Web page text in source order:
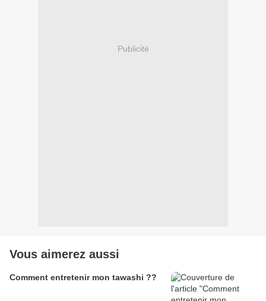
Publicité
Vous aimerez aussi
Comment entretenir mon tawashi ??